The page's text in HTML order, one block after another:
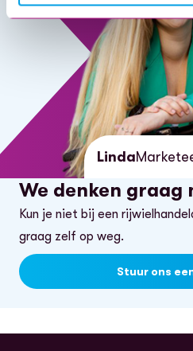
Linda
We denken graag
Kun je niet bij een
graag zelf op weg.
Stuur ons